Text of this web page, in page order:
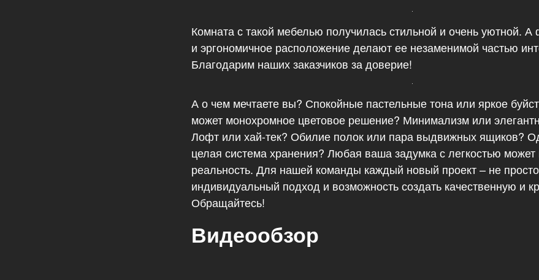
Комната с такой мебелью получилась стильной и очень уютной. А
и эргономичное расположение делают ее незаменимой частью
Благодарим наших заказчиков за доверие!
А о чем мечтаете вы? Спокойные пастельные тона или яркое
может монохромное цветовое решение? Минимализм или
Лофт или хай-тек? Обилие полок или пара выдвижных ящиков?
целая система хранения? Любая ваша задумка с легкостью может
реальность. Для нашей команды каждый новый проект – не просто
индивидуальный подход и возможность создать качественную и
Обращайтесь!
Видеообзор